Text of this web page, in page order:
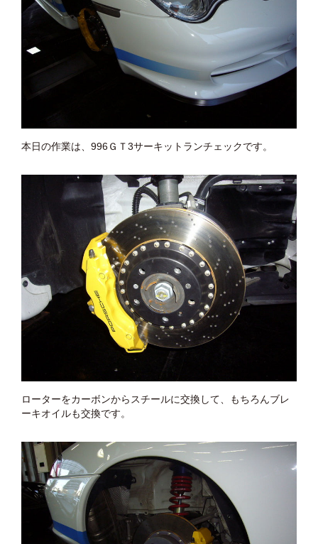
本日の作業は、996ＧＴ3サーキットランチェックです。
ローターをカーボンからスチールに交換して、もちろんブレ
ーキオイルも交換です。